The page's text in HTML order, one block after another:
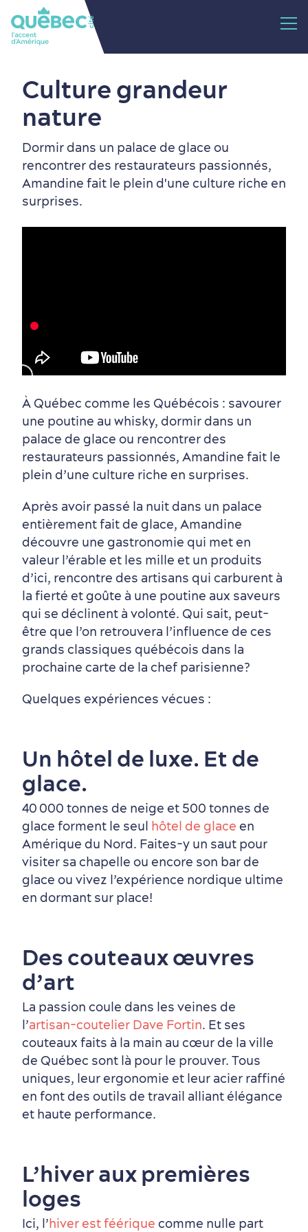
Vieux-Québec
Quartiers centraux
Autour du centre-ville
Périphérie de la ville
Tourisme responsable
Première visite
Incontournables
Quoi faire en août
Activités en été
Activités en hiver
Événements
7 expériences gourmandes
Produits locaux
en famille
en amoureux
Où dormir?
Vieux-Québec
Hôtels écologiques
Centres de villégiature
Rabais hôtels
Forfaits et rabais
Itinéraires
Magazine Québec cité
Informations pratiques
Compensation carbone
Croisières internationales
Culture grandeur
nature
Dormir dans un palace de glace ou
rencontrer des restaurateurs passionnés,
Amandine fait le plein d'une culture riche en
surprises.
À Québec comme les Québécois : savourer
une poutine au whisky, dormir dans un
palace de glace ou rencontrer des
restaurateurs passionnés, Amandine fait le
plein d’une culture riche en surprises.
Après avoir passé la nuit dans un palace
entièrement fait de glace, Amandine
découvre une gastronomie qui met en
valeur l’érable et les mille et un produits
d’ici, rencontre des artisans qui carburent à
la fierté et goûte à une poutine aux saveurs
qui se déclinent à volonté. Qui sait, peut-
être que l’on retrouvera l’influence de ces
grands classiques québécois dans la
prochaine carte de la chef parisienne?
Quelques expériences vécues :
Un hôtel de luxe. Et de
glace.
40 000 tonnes de neige et 500 tonnes de
glace forment le seul hôtel de glace en
Amérique du Nord. Faites-y un saut pour
visiter sa chapelle ou encore son bar de
glace ou vivez l’expérience nordique ultime
en dormant sur place!
Des couteaux œuvres
d’art
La passion coule dans les veines de
l’artisan-coutelier Dave Fortin. Et ses
couteaux faits à la main au cœur de la ville
de Québec sont là pour le prouver. Tous
uniques, leur ergonomie et leur acier raffiné
en font des outils de travail alliant élégance
et haute performance.
L’hiver aux premières
loges
Ici, l’hiver est féérique comme nulle part